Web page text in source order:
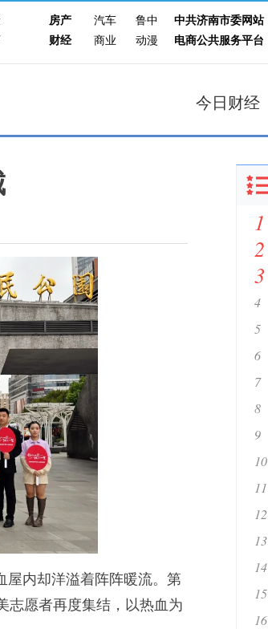
房产 汽车 鲁中 中共济南市委网站
财经 商业 动漫 电商公共服务平台
今日财经
内却洋溢着阵阵暖流。第
志愿者再度集结，以热血为
1
2
3
4
5
6
7
8
9
10
11
12
13
14
15
16